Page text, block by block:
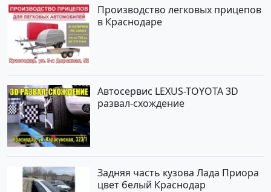
Производство легковых прицепов
в Краснодаре
Автосервис LEXUS-TOYOTA 3D
развал-схождение
Задняя часть кузова Лада Приора
цвет белый Краснодар